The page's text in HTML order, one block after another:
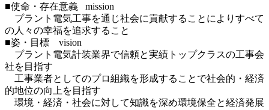
■使命・存在意義   mission
プラント電気工事を通じ社会に貢献することによりすべて
の人々の幸福を追求すること
■姿・目標　vision
プラント電気計装業界で信頼と実績トップクラスの工事会
社を目指す
工事業者としてのプロ組織を形成することで社会的・経済
的地位の向上を目指す
環境・経済・社会に対して知識を深め環境保全と経済発展